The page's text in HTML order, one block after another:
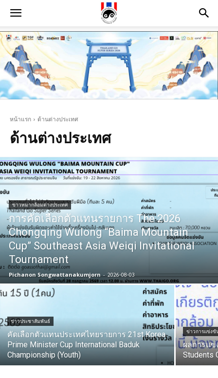
หน้าแรก ด้านต่างประเทศ
ด้านต่างประเทศ
ข่าวหมากล้อมต่างประเทศ
การคัดเลือกตัวแทนรายการ The 2026
Chongqing Wulong “Baima Mountain
Cup” Southeast Asia Weiqi Invitational
Tournament
Pichanon Songwattanakumjorn - 2026-08-03
ข่าวประชาสัมพันธ์
คัดเลือกตัวแทนประเทศไทยรายการ 21st Korea
Prime Minister Cup International Baduk
Championship (Youth)
ข่าวการแข่งขั
ผลการแข่
Students